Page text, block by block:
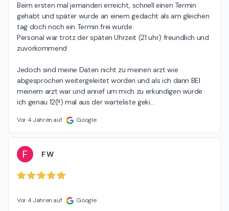
Beim ersten mal jemanden erreicht, schnell einen Termin
gehabt und später wurde an einem gedacht als am gleichen
tag doch noch ein Termin frei wurde.
Personal war trotz der späten Uhrzeit (21 uhr) freundlich und
zuvorkommend
Jedoch sind meine Daten nicht zu meinen arzt wie
abgesprochen weitergeleitet worden und als ich dann BEI
meinem arzt war und anrief um mich zu erkundigen wurde
ich genau 12(!!) mal aus der warteliste geki…
Vor 4 Jahren auf Google
F F W
Vor 4 Jahren auf Google